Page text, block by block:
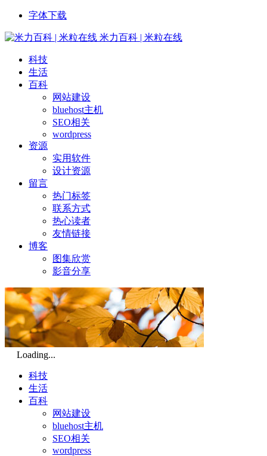
字体下载
米力百科 | 米粒在线
科技
生活
百科
网站建设
bluehost主机
SEO相关
wordpress
资源
实用软件
设计资源
留言
热门标签
联系方式
热心读者
友情链接
博客
图集欣赏
影音分享
Loading...
科技
生活
百科
网站建设
bluehost主机
SEO相关
wordpress